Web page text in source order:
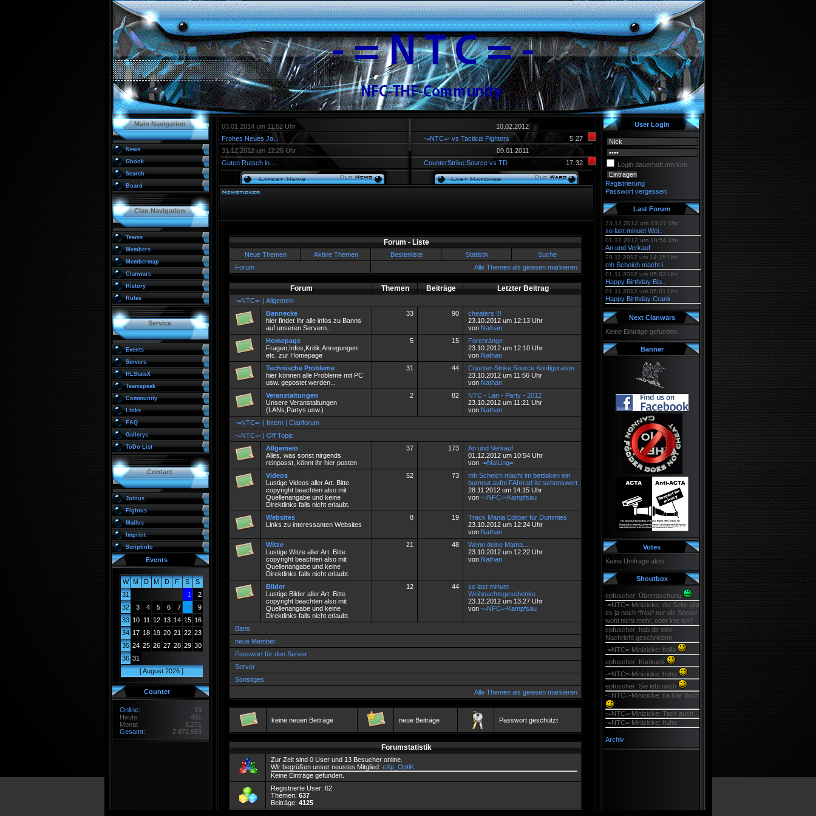
Main Navigation
News
Gbook
Search
Board
Clan Navigation
Teams
Members
Membermap
Clanwars
History
Rules
Service
Events
Servers
HLStatsX
Teamspeak
Community
Links
FAQ
Gallerys
ToDo List
Contact
Joinus
Fightus
Mailus
Imprint
Scriptinfo
Events
W M D M D F S
S
31
1
2
32
3 4 5 6 7 8
9
33 10 11 12 13 14 15 16
34 17 18 19 20 21 22 23
35 24 25 26 27 28 29 30
36 31
< [ August 2026 ] >
Counter
Online:
13
Heute:
491
Monat
8.271
Gesamt:
2.872.953
03.01.2014 um 11:52 Uhr
Frohes Neues Ja...
31.12.2012 um 12:26 Uhr
Guten Rutsch in...
10.02.2012
-=NTC=- vs Tactical Fighters
5:27
09.01.2011
CounterStrike:Source vs TD
17:32
User Login
Login dauerhaft merken
Registrierung
Passwort vergessen
Last Forum
23.12.2012 um 13:27 Uhr
so last minuet Wei..
01.12.2012 um 10:54 Uhr
An und Verkauf
28.11.2012 um 14:15 Uhr
mh Scheich macht i..
01.11.2012 um 05:03 Uhr
Happy Birthday Bla..
01.11.2012 um 05:01 Uhr
Happy Birthday Crank
Next Clanwars
Keine Einträge gefunden.
Banner
Votes
Keine Umfrage aktiv
Shoutbox
epfuscher: Überraschung
-=NTC=-Minizicke: die Seite gibt
es ja noch *freu* nur die Server
wohl nicht mehr, oder irre ich?
epfuscher: hab dir eine
Nachricht geschrieben
-=NTC=-Minizicke: holla
epfuscher: Kuckuck
-=NTC=-Minizicke: huhu
epfuscher: Sie lebt noch
-=NTC=-Minizicke: na klar doch
-=NTC=-Minizicke: Tach auch
-=NTC=-Minizicke: huhu
Archiv
Forum - Liste
Neue Themen Aktive Themen Bestenliste Statistik
Suche
Forum
Alle Themen als gelesen markieren
Forum Themen Beiträge Letzter Beitrag
-=NTC=- | Allgemein
Bannecke
hier findet Ihr alle infos zu Banns
auf unseren Servern...
33 90
cheaters !!!
23.10.2012 um 12:13 Uhr
von Nathan
Homepage
Fragen,Infos,Kritik,Anregungen
etc. zur Homepage
5 15
Forenränge
23.10.2012 um 12:10 Uhr
von Nathan
Technische Probleme
hier können alle Probleme mit PC
usw. gepostet werden...
31 44
Counter-Strike:Source Konfiguration
23.10.2012 um 11:56 Uhr
von Nathan
Veranstaltungen
Unsere Veranstaltungen
(LANs,Partys usw.)
2 82
NTC - Lan - Party - 2012
23.10.2012 um 11:21 Uhr
von Nathan
-=NTC=- | Intern | Clanforum
-=NTC=- | Off Topic
Allgemein
Alles, was sonst nirgends
reinpasst, könnt ihr hier posten
37 173
An und Verkauf
01.12.2012 um 10:54 Uhr
von -=MaiLing=-
Videos
Lustige Videos aller Art. Bitte
copyright beachten also mit
Quellenangabe und keine
Direktlinks falls nicht erlaubt.
52 73
mh Scheich macht im bettlaken ein
burnout aufm FAhrrad ist sehenswert
28.11.2012 um 14:15 Uhr
von -=NFC=-Kampfsau
Websites
Links zu interessanten Websites
8 19
Track Mania Editoer für Dummies
23.10.2012 um 12:24 Uhr
von Nathan
Witze
Lustige Witze aller Art. Bitte
copyright beachten also mit
Quellenangabe und keine
Direktlinks falls nicht erlaubt.
21 48
Wenn deine Mama....
23.10.2012 um 12:22 Uhr
von Nathan
Bilder
Lustige Bilder aller Art. Bitte
copyright beachten also mit
Quellenangabe und keine
Direktlinks falls nicht erlaubt.
12 44
so last minuet
Weihnachtsgeschenke
23.12.2012 um 13:27 Uhr
von -=NFC=-Kampfsau
Bans
neue Member
Passwort für den Server
Server
Sonstiges
Alle Themen als gelesen markieren
keine neuen Beiträge neue Beiträge Passwort geschützt
Forumstatistik
Zur Zeit sind 0 User und 13 Besucher online.
Wir begrüßen unser neustes Mitglied: eXp_OptiK
Keine Einträge gefunden.
Registrierte User: 62
Themen: 637
Beiträge: 4125